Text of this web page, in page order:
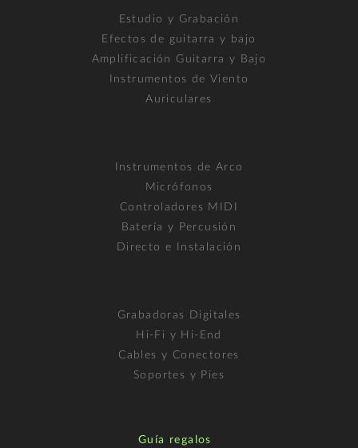
Estudio y Grabación
Efectos de guitarra y bajo
Amplificación Guitarra y Bajo
Instrumentos de Viento
Auriculares
Instrumentos de Arco
Micrófonos
Controladores MIDI
Batería y Percusión
Directo e Instalación
Grabadoras Digitales
Hi-Fi y Hi-End
Cables y Conectores
Soportes y Pies
Guía regalos